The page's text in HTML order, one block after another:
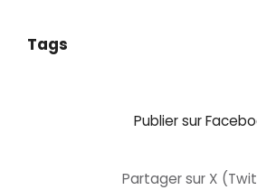
Tags
Publier sur
Partager sur X